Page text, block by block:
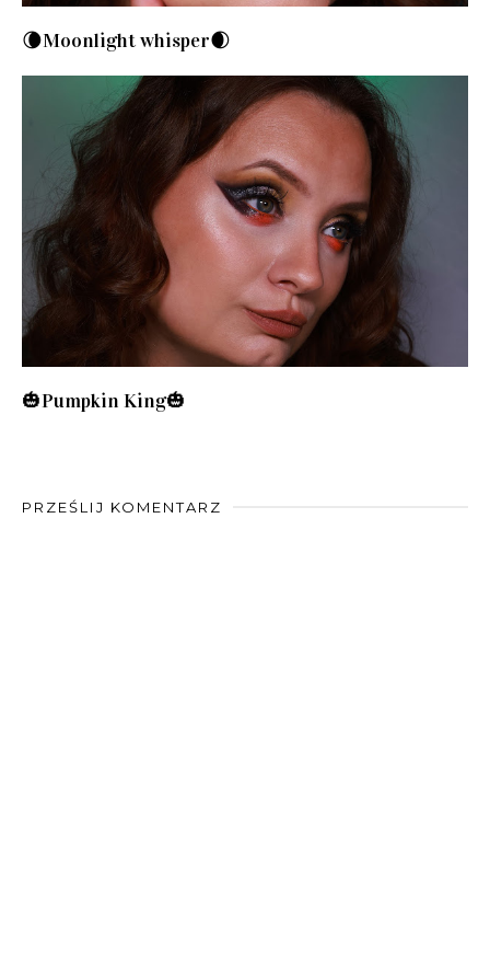
🌘Moonlight whisper🌒
🎃Pumpkin King🎃
PRZEŚLIJ KOMENTARZ